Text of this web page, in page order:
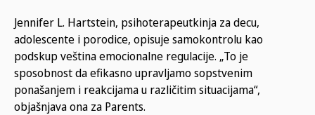
Jennifer L. Hartstein, psihoterapeutkinja za decu,
adolescente i porodice, opisuje samokontrolu kao
podskup veština emocionalne regulacije. „To je
sposobnost da efikasno upravljamo sopstvenim
ponašanjem i reakcijama u različitim situacijama“,
objašnjava ona za Parents.